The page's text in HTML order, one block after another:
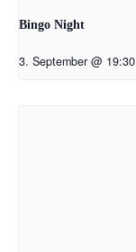
Bingo Night
3. September @ 19:30